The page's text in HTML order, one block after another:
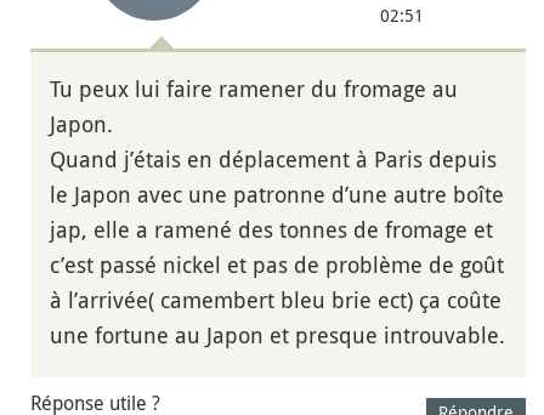
02:51
Tu peux lui faire ramener du fromage au
Japon.
Quand j’étais en déplacement à Paris depuis
le Japon avec une patronne d’une autre boîte
jap, elle a ramené des tonnes de fromage et
c’est passé nickel et pas de problème de goût
à l’arrivée( camembert bleu brie ect) ça coûte
une fortune au Japon et presque introuvable.
Réponse utile ?